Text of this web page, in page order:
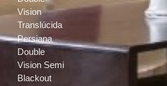
Vision
Translúcida
Persiana
Double
Vision Semi
Blackout